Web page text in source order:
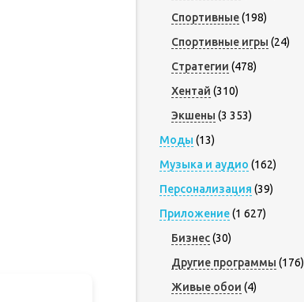
Спортивные(198)
Спортивные игры (24)
Стратегии (478)
Хентай (310)
Экшены (3 353)
Моды (13)
Музыка и аудио (162)
Персонализация (39)
Приложение(1 627)
Бизнес(30)
Другие программы (176)
Живые обои (4)